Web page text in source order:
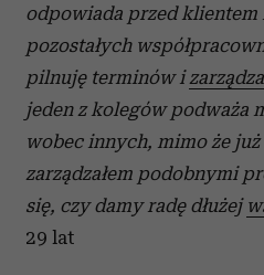
odpowiada przed klientem
pozostałych
pilnuję terminów i
jeden z kolegów podważa
wobec innych, mimo że
zarządzałem podobnymi
się, czy damy radę dłużej
29 lat